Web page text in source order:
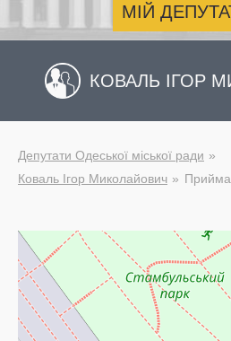
МІЙ
КОВАЛЬ ІГОР
Депутати Одеської міської ради
Коваль Ігор Миколайович